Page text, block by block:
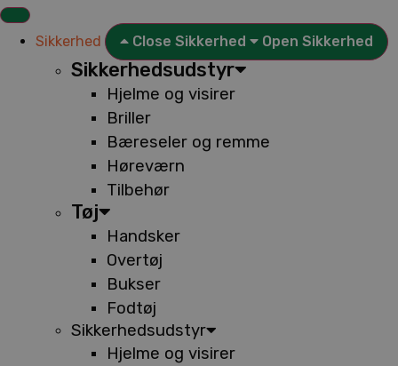
Sikkerhed Close Sikkerhed Open Sikkerhed
Sikkerhedsudstyr
Hjelme og visirer
Briller
Bæreseler og remme
Høreværn
Tilbehør
Tøj
Handsker
Overtøj
Bukser
Fodtøj
Sikkerhedsudstyr
Hjelme og visirer